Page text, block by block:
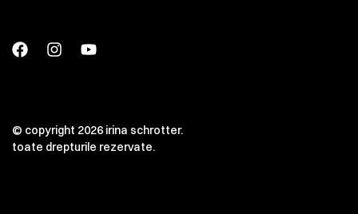
© copyright 2026 irina schrotter.
toate drepturile rezervate.